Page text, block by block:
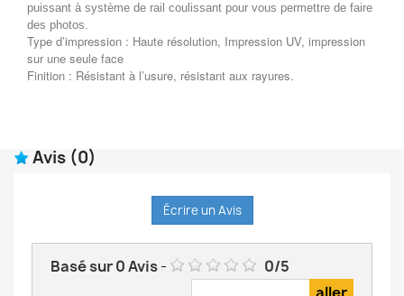
puissant à système de rail coulissant pour vous permettre de faire
des photos.
Type d’impression : Haute résolution, Impression UV, impression
sur une seule face
Finition : Résistant à l’usure, résistant aux rayures.
Avis (0)
Écrire un Avis
Basé sur0Avis- 0/5